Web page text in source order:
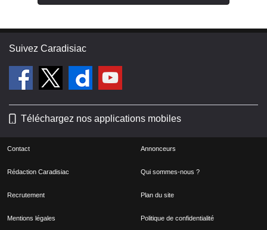
Suivez Caradisiac
Téléchargez nos applications mobiles
Contact Annonceurs
Rédaction Caradisiac Qui sommes-nous ?
Recrutement Plan du site
Mentions légales Politique de confidentialité